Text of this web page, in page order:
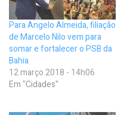
Para Angelo Almeida, filiação
de Marcelo Nilo vem para
somar e fortalecer o PSB da
Bahia
12 março 2018 - 14h06
Em "Cidades"